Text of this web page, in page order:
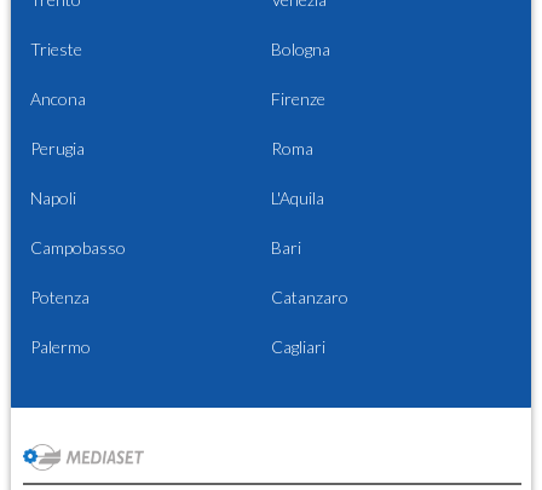
Trieste Bologna
Ancona Firenze
Perugia Roma
Napoli L'Aquila
Campobasso Bari
Potenza Catanzaro
Palermo Cagliari